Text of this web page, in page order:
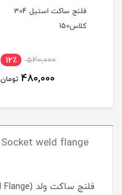
فلنج ساکت استیل 304
کلاس150
540,000 12٪
480,000 تومان
Socket weld flange